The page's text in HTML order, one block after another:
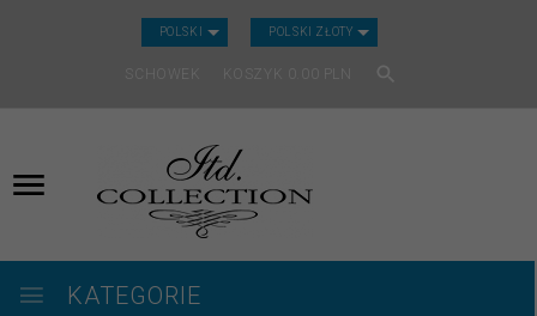
POLSKI CURRENCY_H
POLSKI ZŁOTY
SCHOWEK KOSZYK
KATEGORIE